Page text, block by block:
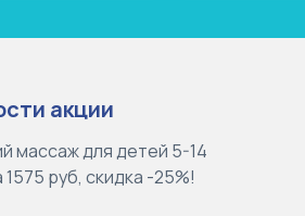
массаж для детей 5-14
1575 руб, скидка -25%!
акции